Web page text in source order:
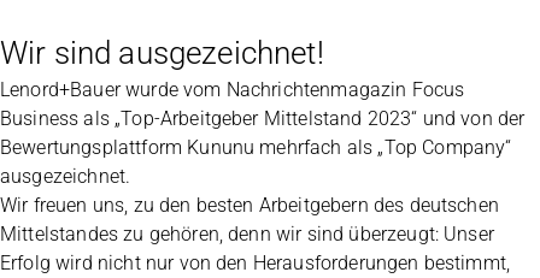
Wir sind ausgezeichnet!
Lenord+Bauer wurde vom Nachrichtenmagazin Focus
Business als „Top-Arbeitgeber Mittelstand 2023“ und von der
Bewertungsplattform Kununu mehrfach als „Top Company“
ausgezeichnet.
Wir freuen uns, zu den besten Arbeitgebern des deutschen
Mittelstandes zu gehören, denn wir sind überzeugt: Unser
Erfolg wird nicht nur von den Herausforderungen bestimmt,